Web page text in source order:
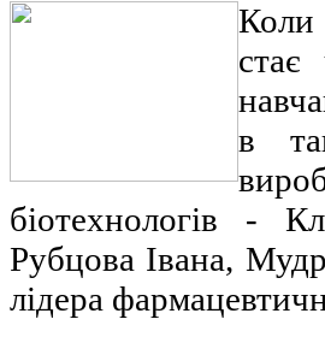
Коли
стає
в
біотехнологів -
Рубцова Івана,
лідера